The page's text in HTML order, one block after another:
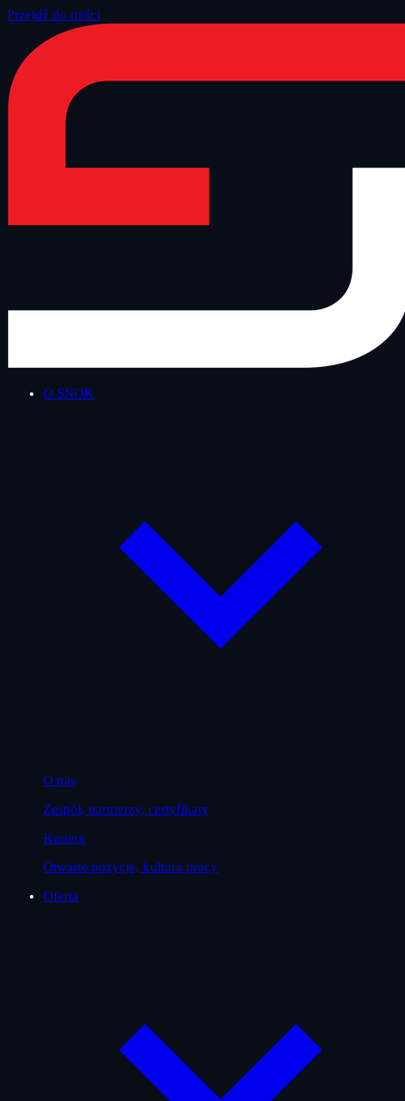
Przejdź do treści
O SNOK
O nas
Zespół, partnerzy, certyfikaty
Kariera
Otwarte pozycje, kultura pracy
Oferta
Strona główna